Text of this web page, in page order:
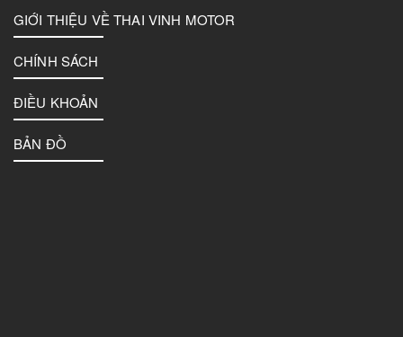
GIỚI THIỆU VỀ THAI VINH MOTOR
CHÍNH SÁCH
ĐIỀU KHOẢN
BẢN ĐỒ